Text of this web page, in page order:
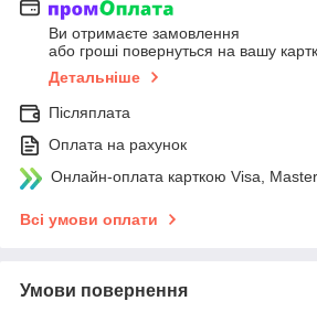
Ви отримаєте замовлення
або гроші повернуться на вашу
Детальніше
Післяплата
Оплата на рахунок
Онлайн-оплата карткою Visa,
Всі умови оплати
Умови повернення